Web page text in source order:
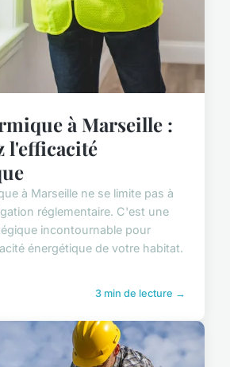
à Marseille :
l'efficacité
à Marseille ne se limite pas à
réglementaire. C'est une
incontournable pour
énergétique de votre habitat.
3 min de lecture →